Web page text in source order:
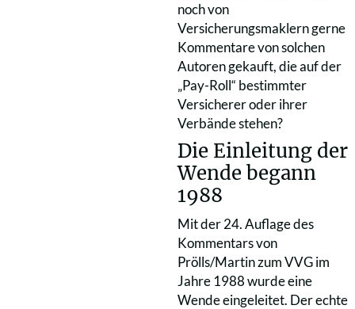
noch von
Versicherungsmaklern gerne
Kommentare von solchen
Autoren gekauft, die auf der
„Pay-Roll“ bestimmter
Versicherer oder ihrer
Verbände stehen?
Die Einleitung der
Wende begann
1988
Mit der 24. Auflage des
Kommentars von
Prölls/Martin zum VVG im
Jahre 1988 wurde eine
Wende eingeleitet. Der echte